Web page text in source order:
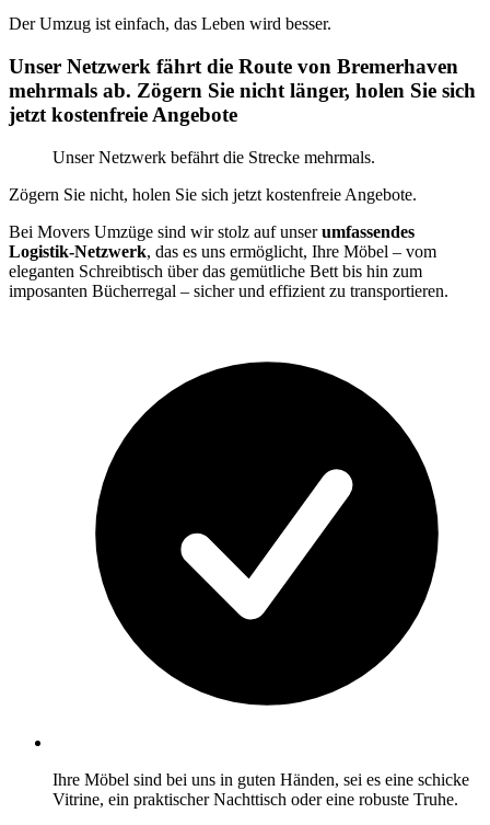
Der Umzug ist einfach, das Leben wird besser.
Unser Netzwerk fährt die Route von Bremerhaven
mehrmals ab. Zögern Sie nicht länger, holen Sie sich
jetzt kostenfreie Angebote
Unser Netzwerk befährt die Strecke mehrmals.
Zögern Sie nicht, holen Sie sich jetzt kostenfreie Angebote.
Bei Movers Umzüge sind wir stolz auf unserumfassendes
Logistik-Netzwerk, das es uns ermöglicht, Ihre Möbel – vom
eleganten Schreibtisch über das gemütliche Bett bis hin zum
imposanten Bücherregal – sicher und effizient zu transportieren.
Ihre Möbel sind bei uns in guten Händen, sei es eine schicke
Vitrine, ein praktischer Nachttisch oder eine robuste Truhe.